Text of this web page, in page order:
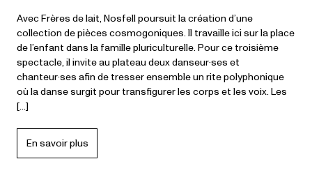
Avec Frères de lait, Nosfell poursuit la création d’une
collection de pièces cosmogoniques. Il travaille ici sur la place
de l’enfant dans la famille pluriculturelle. Pour ce troisième
spectacle, il invite au plateau deux danseur·ses et
chanteur·ses afin de tresser ensemble un rite polyphonique
où la danse surgit pour transfigurer les corps et les voix. Les
[…]
En savoir plus